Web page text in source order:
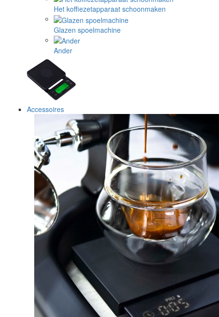
Het koffiezetapparaat schoonmaken
Glazen spoelmachine
Ander
Accessoires